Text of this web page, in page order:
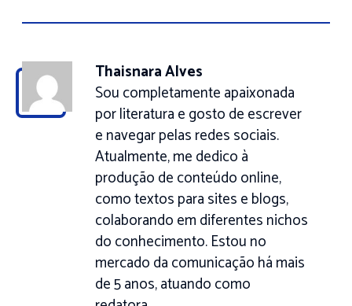
Thaisnara Alves
Sou completamente apaixonada
por literatura e gosto de escrever
e navegar pelas redes sociais.
Atualmente, me dedico à
produção de conteúdo online,
como textos para sites e blogs,
colaborando em diferentes nichos
do conhecimento. Estou no
mercado da comunicação há mais
de 5 anos, atuando como